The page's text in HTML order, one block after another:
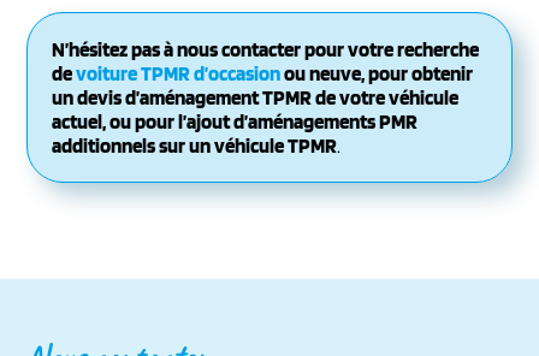
N’hésitez pas à nous contacter pour votre recherche
devoiture TPMR d’occasionou neuve, pour obtenir
un devis d’aménagement TPMR de votre véhicule
actuel, ou pour l’ajout d’aménagements PMR
additionnels sur un véhicule TPMR.